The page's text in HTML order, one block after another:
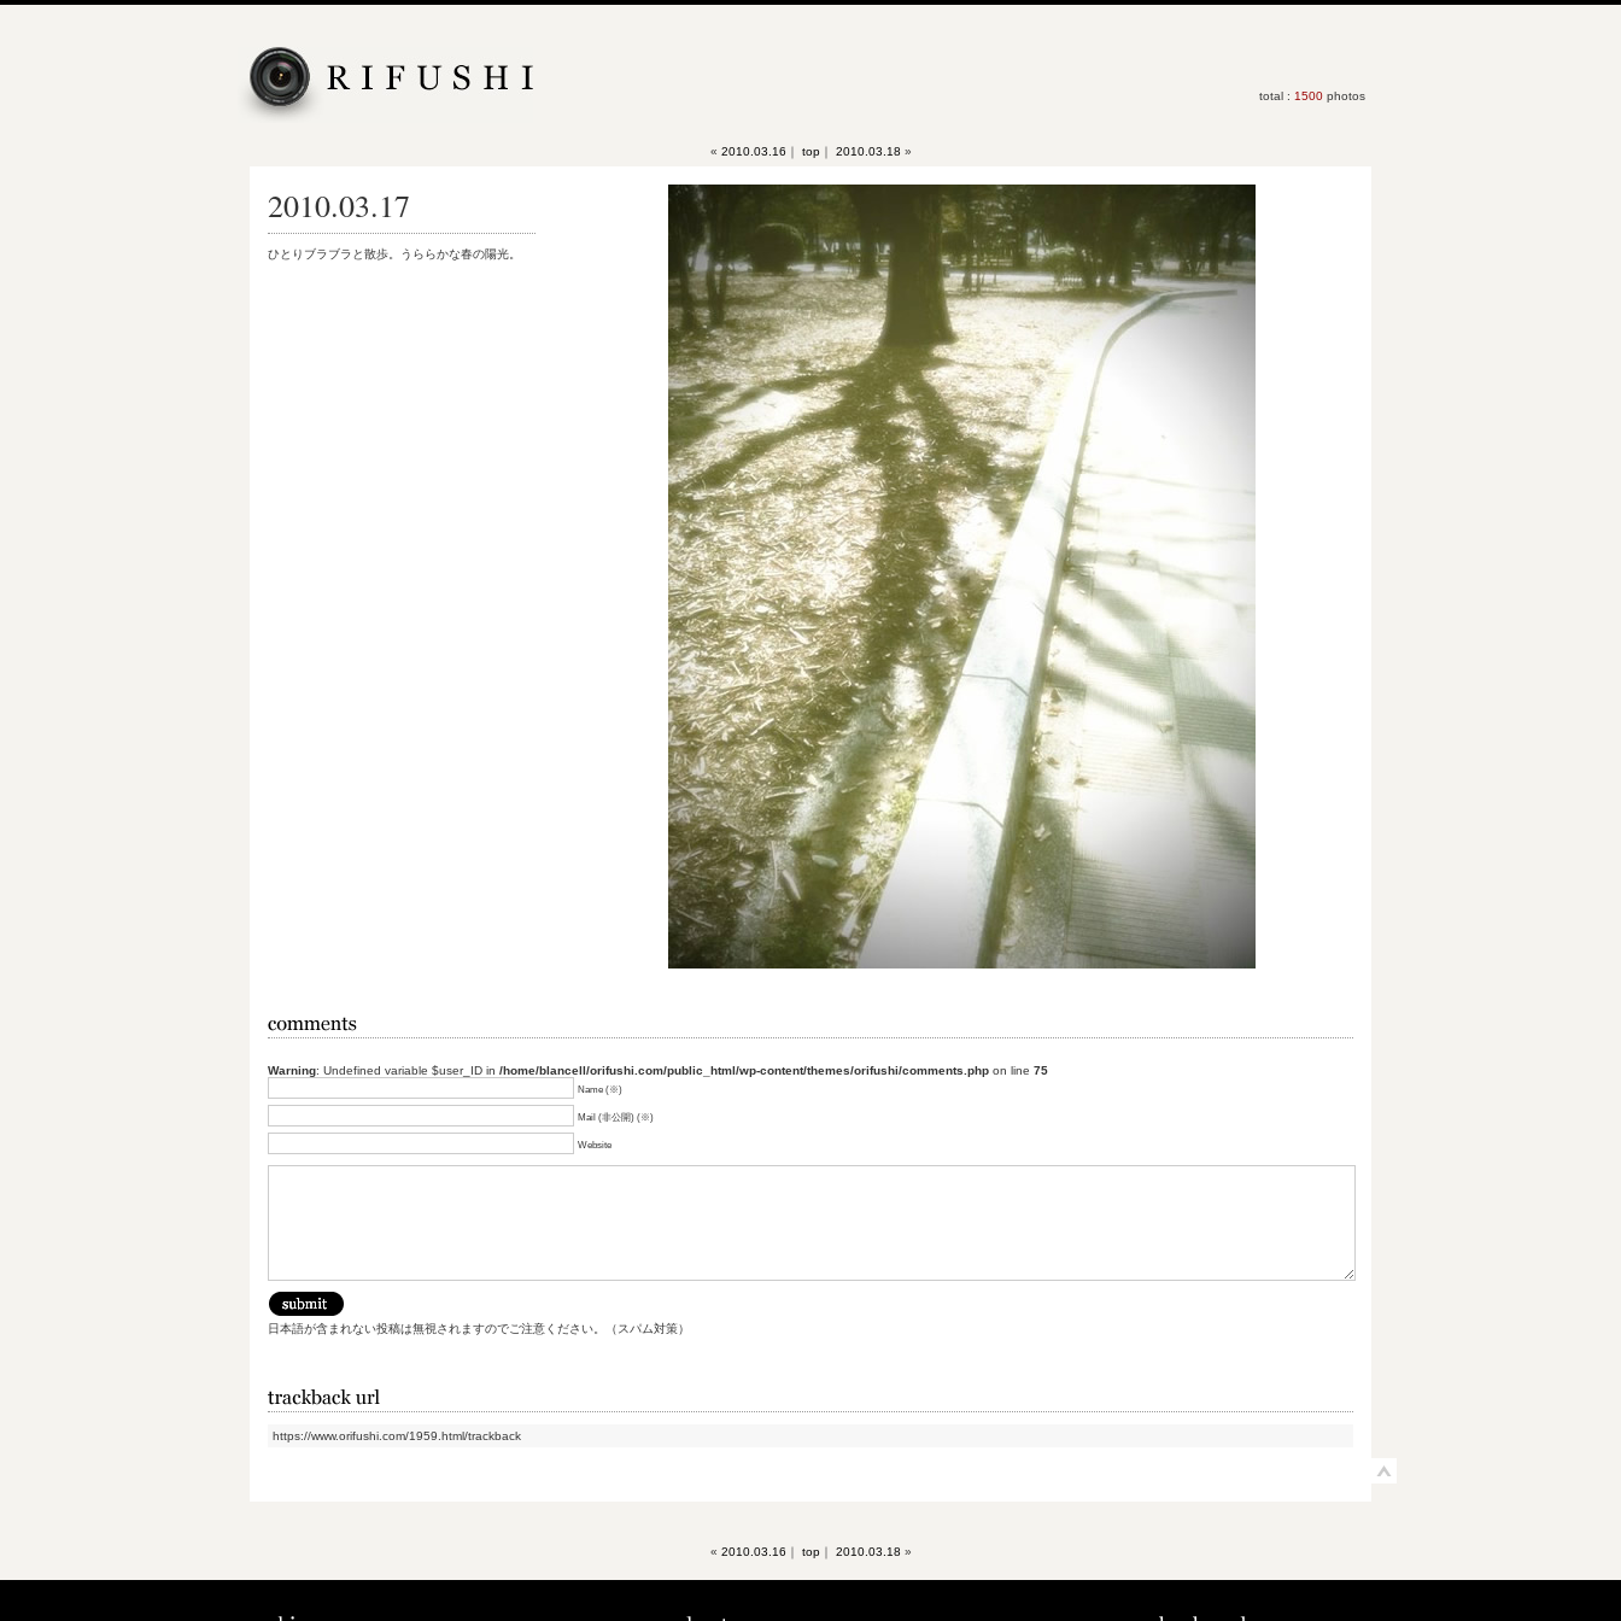
total : 1500 photos
« 2010.03.16 ｜ top｜ 2010.03.18 »
2010.03.17
ひとりブラブラと散歩。うららかな春の陽光。
Warning: Undefined variable $user_ID in /home/blancell/orifushi.com/public_html/wp-content/themes/orifushi/comments.php on line 75
Name (※)
Mail (非公開) (※)
Website
日本語が含まれない投稿は無視されますのでご注意ください。（スパム対策）
https://www.orifushi.com/1959.html/trackback
« 2010.03.16 ｜ top｜ 2010.03.18 »